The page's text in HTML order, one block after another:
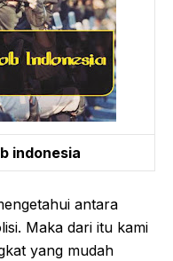
indonesia
antara
Maka dari itu kami
yang mudah